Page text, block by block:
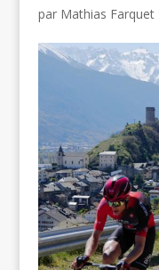
par Mathias Farquet